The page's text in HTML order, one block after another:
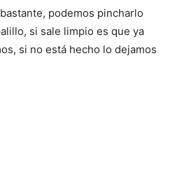
podemos pincharlo
si sale limpio es que ya
si no está hecho lo dejamos